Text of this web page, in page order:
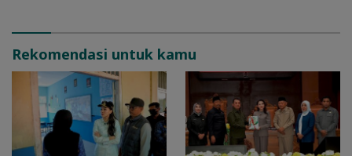
Rekomendasi untuk kamu